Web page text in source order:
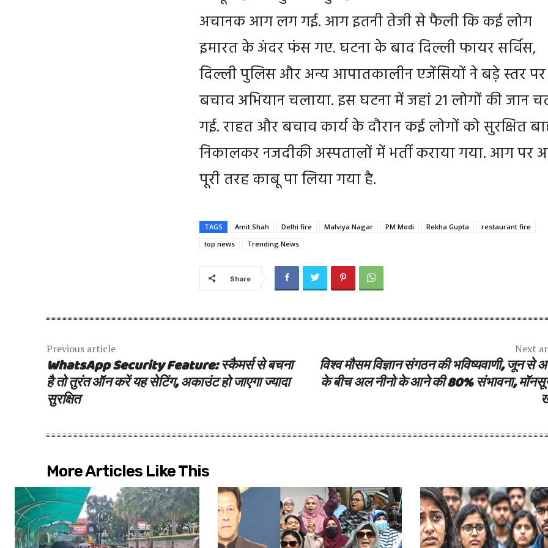
अचानक आग लग गई. आग इतनी तेजी से फैली कि कई लोग
इमारत के अंदर फंस गए. घटना के बाद दिल्ली फायर सर्विस,
दिल्ली पुलिस और अन्य आपातकालीन एजेंसियों ने बड़े स्तर पर
बचाव अभियान चलाया. इस घटना में जहां 21 लोगों की जान
गई. राहत और बचाव कार्य के दौरान कई लोगों को सुरक्षित
निकालकर नजदीकी अस्पतालों में भर्ती कराया गया. आग पर
पूरी तरह काबू पा लिया गया है.
TAGS Amit Shah Delhi fire Malviya Nagar PM Modi Rekha Gupta
restaurant fire
top news
Trending News
Share
Previous article
WhatsApp Security Feature: स्कैमर्स से बचना
है तो तुरंत ऑन करें यह सेटिंग, अकाउंट हो जाएगा ज्यादा
सुरक्षित
Next
विश्व मौसम विज्ञान संगठन की भविष्यवाणी, जून से
के बीच अल नीनो के आने की 80% संभावना,
More Articles Like This